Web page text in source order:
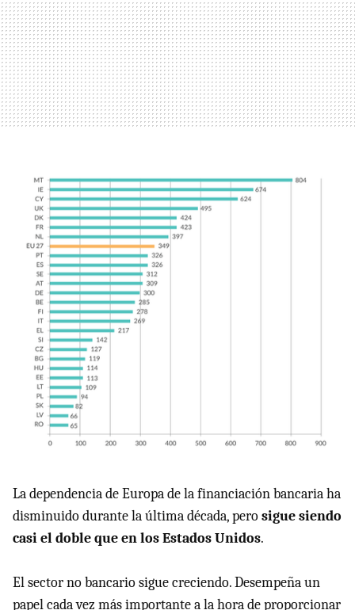
La dependencia de Europa de la financiación bancaria ha
disminuido durante la última década, perosigue siendo
casi el doble que en los Estados Unidos.
El sector no bancario sigue creciendo. Desempeña un
papel cada vez más importante a la hora de proporcionar